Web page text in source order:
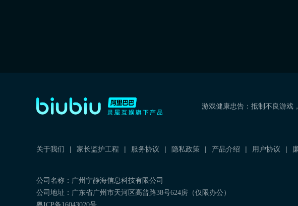
游戏健康忠告：抵制不良游戏
关于我们 家长监护工程 服务协议 隐私政策 产品介绍 用户协议
公司名称：广州宁静海信息科技有限公司
公司地址：广东省广州市天河区高普路38号624房（仅限办公）